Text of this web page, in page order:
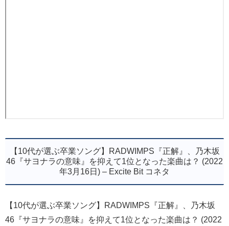
【10代が選ぶ卒業ソング】RADWIMPS『正解』、乃木坂
46『サヨナラの意味』を抑えて1位となった楽曲は？ (2022
年3月16日) – Excite Bit コネタ
【10代が選ぶ卒業ソング】RADWIMPS『正解』、乃木坂
46『サヨナラの意味』を抑えて1位となった楽曲は？ (2022